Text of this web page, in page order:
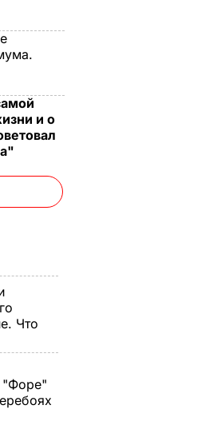
и о
Что
"Форе"